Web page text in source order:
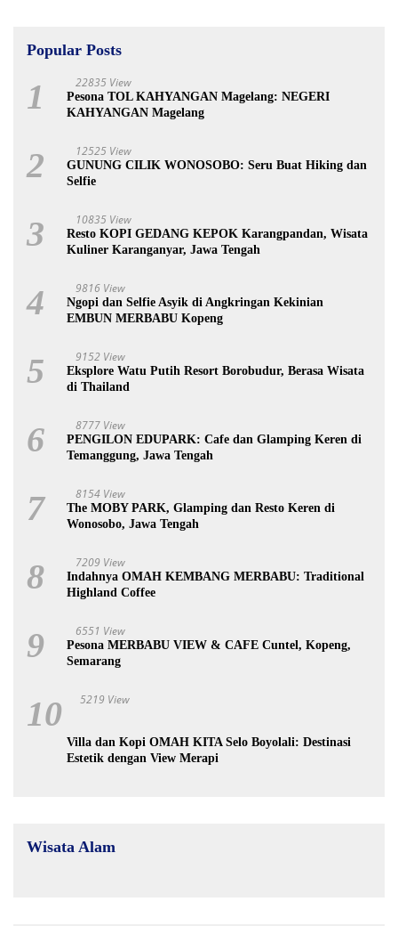
Popular Posts
1 22835 View
Pesona TOL KAHYANGAN Magelang: NEGERI
KAHYANGAN Magelang
2 12525 View
GUNUNG CILIK WONOSOBO: Seru Buat Hiking dan
Selfie
3 10835 View
Resto KOPI GEDANG KEPOK Karangpandan, Wisata
Kuliner Karanganyar, Jawa Tengah
4 9816 View
Ngopi dan Selfie Asyik di Angkringan Kekinian
EMBUN MERBABU Kopeng
5 9152 View
Eksplore Watu Putih Resort Borobudur, Berasa Wisata
di Thailand
6 8777 View
PENGILON EDUPARK: Cafe dan Glamping Keren di
Temanggung, Jawa Tengah
7 8154 View
The MOBY PARK, Glamping dan Resto Keren di
Wonosobo, Jawa Tengah
8 7209 View
Indahnya OMAH KEMBANG MERBABU: Traditional
Highland Coffee
9 6551 View
Pesona MERBABU VIEW & CAFE Cuntel, Kopeng,
Semarang
10 5219 View
Villa dan Kopi OMAH KITA Selo Boyolali: Destinasi
Estetik dengan View Merapi
Wisata Alam